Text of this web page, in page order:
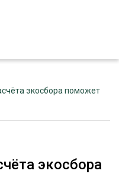
экосбора поможет
экосбора